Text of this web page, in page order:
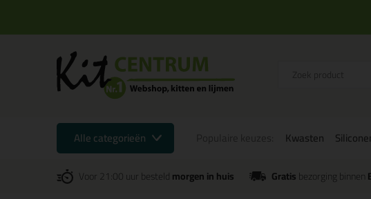
Alle categorieën Kwasten
Voor 21:00 uur besteldmorgen in huis Gratisbezorging binnen